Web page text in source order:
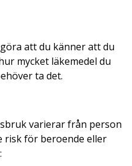
att du känner att du
mycket läkemedel du
ta det.
varierar från person
risk för beroende eller